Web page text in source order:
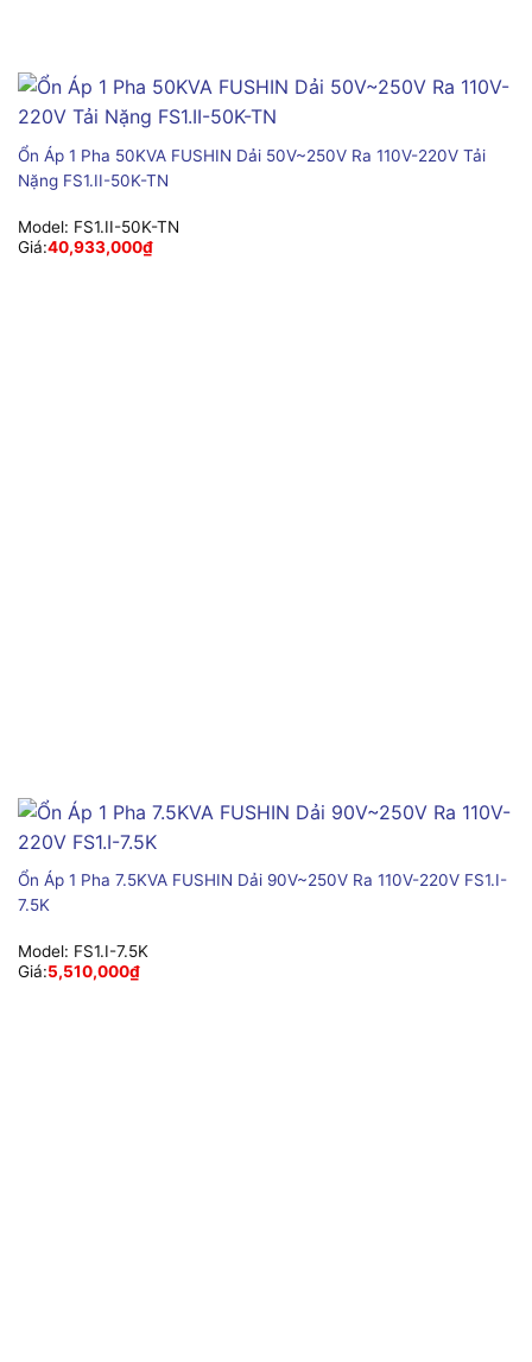
Ổn Áp 1 Pha 50KVA FUSHIN Dải 50V~250V Ra 110V-220V Tải
Nặng FS1.II-50K-TN
Model: FS1.II-50K-TN
Giá:40,933,000₫
Ổn Áp 1 Pha 7.5KVA FUSHIN Dải 90V~250V Ra 110V-220V FS1.I-
7.5K
Model: FS1.I-7.5K
Giá:5,510,000₫